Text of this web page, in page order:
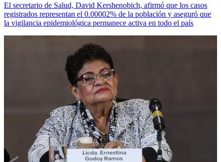
El secretario de Salud, David Kershenobich, afirmó que los casos
registrados representan el 0.00002% de la población y aseguró que
la vigilancia epidemiológica permanece activa en todo el país